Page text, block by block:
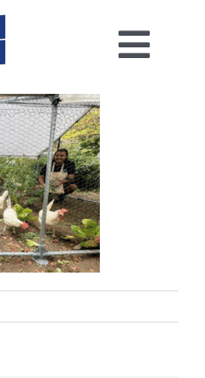
2026
Infos
2025